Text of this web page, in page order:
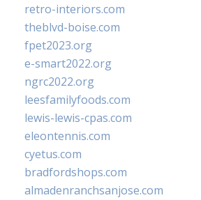
retro-interiors.com
theblvd-boise.com
fpet2023.org
e-smart2022.org
ngrc2022.org
leesfamilyfoods.com
lewis-lewis-cpas.com
eleontennis.com
cyetus.com
bradfordshops.com
almadenranchsanjose.com